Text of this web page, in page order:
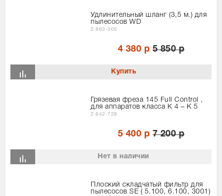
Удлинительный шланг (3,5 м.) для
пылесосов WD
2.863-305
4 380 р 5 850 р
Грязевая фреза 145 Full Control ,
для аппаратов класса K 4 – K 5
2.642-728
5 400 р 7 200 р
Нет в наличии
Плоский складчатый фильтр для
пылесосов SE ( 5.100, 6.100, 3001)